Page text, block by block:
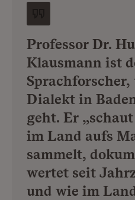
Professor Dr.
Klausmann ist
Sprachforscher,
Dialekt in
geht. Er
im Land aufs
sammelt,
wertet seit
und wie im